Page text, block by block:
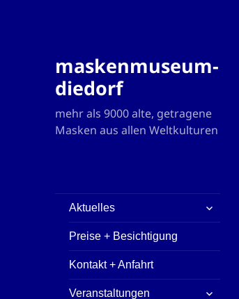
maskenmuseum-
diedorf
mehr als 9000 alte, getragene
Masken aus allen Weltkulturen
Aktuelles
öffnen
Preise + Besichtigung
Kontakt + Anfahrt
Veranstaltungen